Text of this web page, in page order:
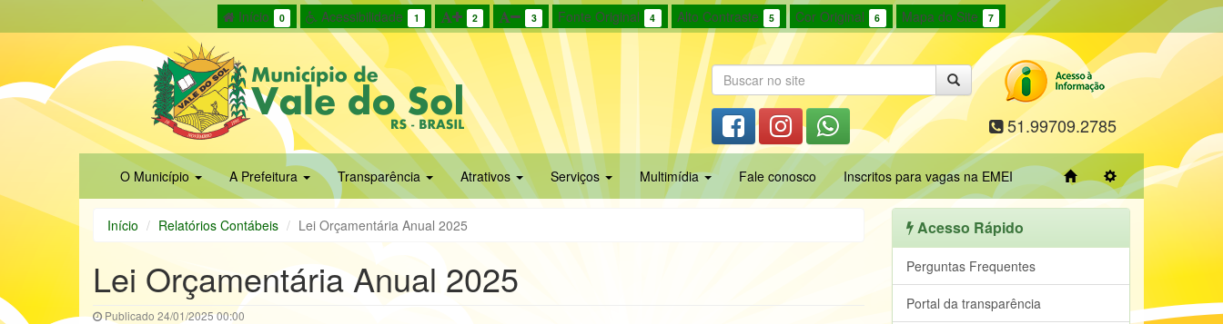
Início 0 Acessibilidade 1 2 3 Fonte Original 4 Alto Contraste 5 Cor Original 6 Mapa do Site 7
51.99709.2785
O Município A Prefeitura Transparência Atrativos Serviços Multimídia Fale conosco Inscritos para vagas na EMEI
Início Relatórios Contábeis Lei Orçamentária Anual 2025
Lei Orçamentária Anual 2025
Publicado 24/01/2025 00:00
Acesso Rápido
Perguntas Frequentes
Portal da transparência